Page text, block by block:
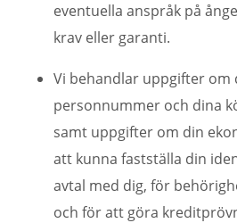
eventuella anspråk på
krav eller garanti.
Vi behandlar uppgifter om
personnummer och dina
samt uppgifter om din
att kunna fastställa din
avtal med dig, för
och för att göra